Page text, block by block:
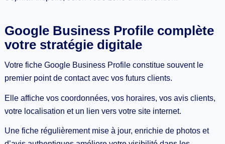
Google Business Profile complète
votre stratégie digitale
Votre fiche Google Business Profile constitue souvent le
premier point de contact avec vos futurs clients.
Elle affiche vos coordonnées, vos horaires, vos avis clients,
votre localisation et un lien vers votre site internet.
Une fiche régulièrement mise à jour, enrichie de photos et